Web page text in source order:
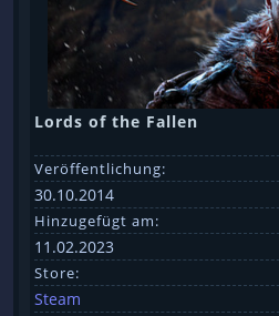
Lords of the Fallen
Veröffentlichung:
30.10.2014
Hinzugefügt am:
11.02.2023
Store:
Steam